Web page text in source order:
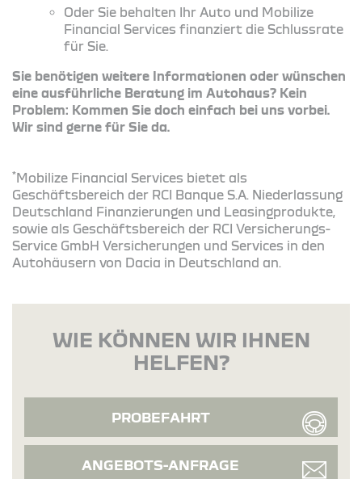
Oder Sie behalten Ihr Auto und Mobilize
Financial Services finanziert die Schlussrate
für Sie.
Sie benötigen weitere Informationen oder wünschen
eine ausführliche Beratung im Autohaus? Kein
Problem: Kommen Sie doch einfach bei uns vorbei.
Wir sind gerne für Sie da.
*Mobilize Financial Services bietet als
Geschäftsbereich der RCI Banque S.A. Niederlassung
Deutschland Finanzierungen und Leasingprodukte,
sowie als Geschäftsbereich der RCI Versicherungs-
Service GmbH Versicherungen und Services in den
Autohäusern von Dacia in Deutschland an.
WIE KÖNNEN WIR IHNEN
HELFEN?
PROBEFAHRT
ANGEBOTS-ANFRAGE